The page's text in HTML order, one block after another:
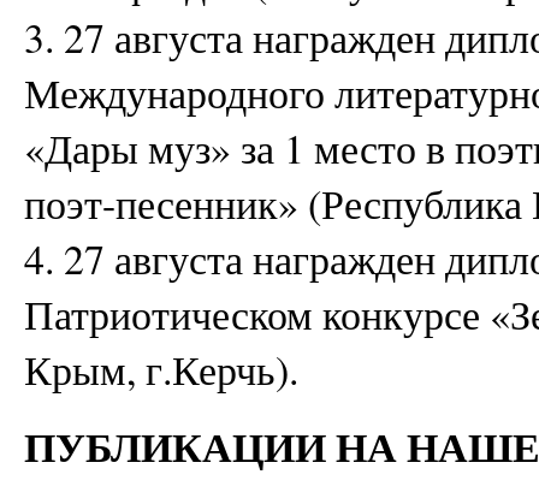
3. 27 августа награжден
Международного
«Дары муз» за 1 место в
поэт-песенник»
4. 27 августа награжден
Патриотическом конкурсе
Крым, г.Керчь).
ПУБЛИКАЦИИ НА